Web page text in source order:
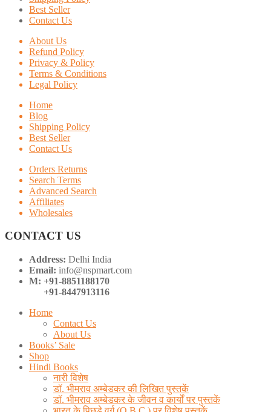
Best Seller
Contact Us
About Us
Refund Policy
Privacy & Policy
Terms & Conditions
Legal Policy
Home
Blog
Shipping Policy
Best Seller
Contact Us
Orders Returns
Search Terms
Advanced Search
Affiliates
Wholesales
CONTACT US
Address: Delhi India
Email: info@nspmart.com
M: +91-8851188170
+91-8447913116
Home
Contact Us
About Us
Books’ Sale
Shop
Hindi Books
नारी विशेष
डॉ. भीमराव अम्बेडकर की लिखित पुस्तकें
डॉ. भीमराव अम्बेडकर के जीवन व कार्यों पर पुस्तकें